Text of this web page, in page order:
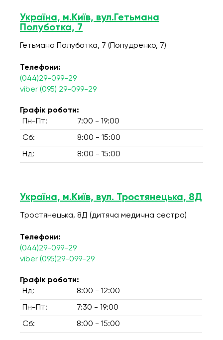
Україна, м.Київ, вул.Гетьмана
Полуботка, 7
Гетьмана Полуботка, 7 (Попудренко, 7)
Телефони:
(044)29-099-29
viber (095) 29-099-29
Графік роботи:
Пн-Пт:
7:00 - 19:00
Сб: 8:00 - 15:00
Нд: 8:00 - 15:00
Україна, м.Київ, вул. Тростянецька, 8Д
Тростянецька, 8Д (дитяча медична сестра)
Телефони:
(044)29-099-29
viber (095)29-099-29
Графік роботи:
Нд:
8:00 - 12:00
Пн-Пт: 7:30 - 19:00
Сб: 8:00 - 15:00